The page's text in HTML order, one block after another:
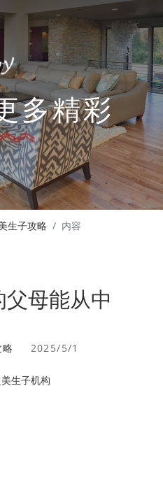
多精彩
生子攻略 内容
母能从中
2025/5/1